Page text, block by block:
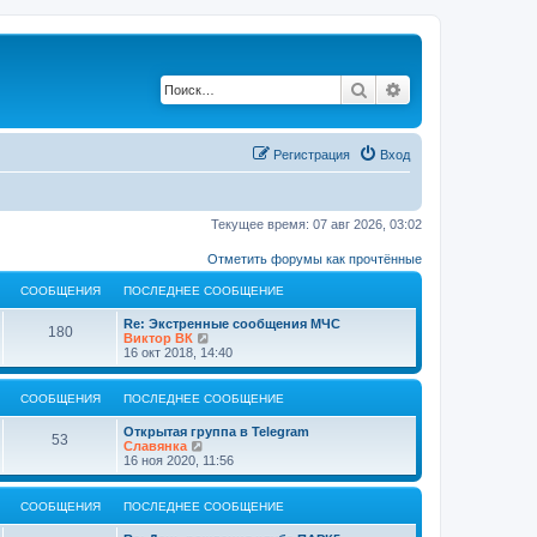
Поиск
Вход
Регистрация
Текущее время: 07 авг 2026, 03:02
Отметить форумы как прочтённые
СООБЩЕНИЯ ПОСЛЕДНЕЕ СООБЩЕНИЕ
180
Re: Экстренные сообщения МЧС
Виктор ВК
е
р
е
й
к
о
с
е
д
16 окт 2018, 14:40
СООБЩЕНИЯ ПОСЛЕДНЕЕ СООБЩЕНИЕ
53
Открытая группа в Telegram
Славянка
е
р
е
й
16 ноя 2020, 11:56
СООБЩЕНИЯ ПОСЛЕДНЕЕ СООБЩЕНИЕ